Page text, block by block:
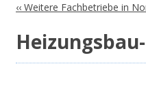
‹‹ Weitere Fachbetriebe in